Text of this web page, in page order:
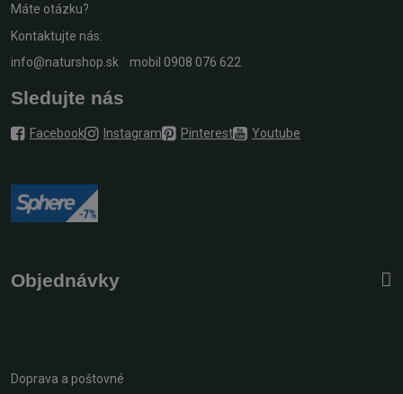
Máte otázku?
Kontaktujte nás:
info@naturshop.sk mobil 0908 076 622
Sledujte nás
Facebook Instagram Pinterest Youtube
Objednávky
Doprava a poštovné